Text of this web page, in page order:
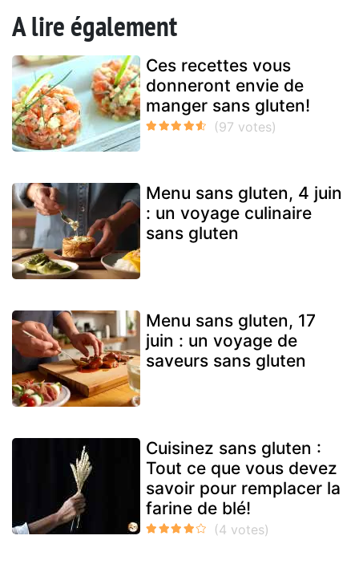
A lire également
Ces recettes vous
donneront envie de
manger sans gluten!
Menu sans gluten, 4 juin
: un voyage culinaire
sans gluten
Menu sans gluten, 17
juin : un voyage de
saveurs sans gluten
Cuisinez sans gluten :
Tout ce que vous devez
savoir pour remplacer la
farine de blé!